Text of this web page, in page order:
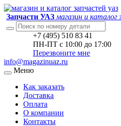
Запчасти УАЗ магазин и каталог
+7 (495) 510 83 41
ПН-ПТ с 10:00 до 17:00
Перезвоните мне
info@magazinuaz.ru
Меню
Как заказать
Доставка
Оплата
О компании
Контакты